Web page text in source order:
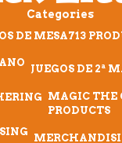
Categories
DE MESA713
JUEGOS DE 2ª
MAGIC THE
PRODUCTS